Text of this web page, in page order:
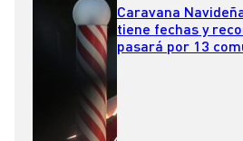
Caravana
tiene fechas y
pasará por 13